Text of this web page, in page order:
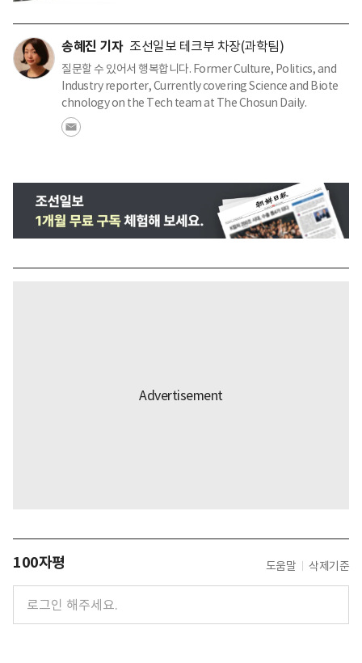
송혜진 기자 조선일보 테크부 차장(과학팀)
질문할 수 있어서 행복합니다. Former Culture, Politics, and
Industry reporter, Currently covering Science and Biote
chnology on the Tech team at The Chosun Daily.
100자평 도움말 삭제기준